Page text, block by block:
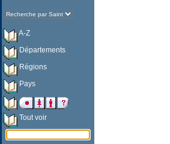
A-Z
Départements
Régions
Pays
Tout voir